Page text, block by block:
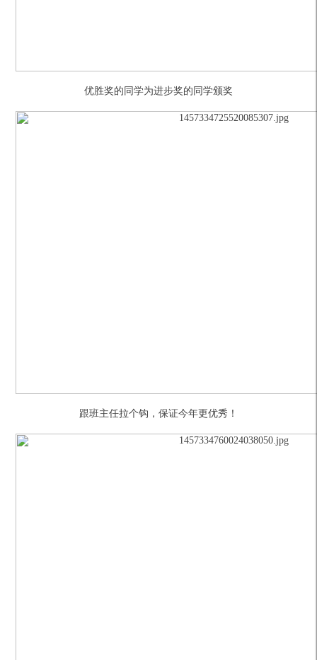
优胜奖的同学为进步奖的同学颁奖
跟班主任拉个钩，保证今年更优秀！